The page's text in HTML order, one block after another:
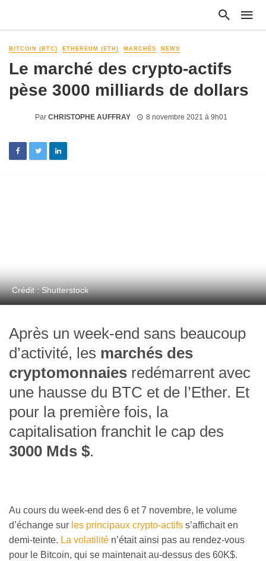
BITCOIN (BTC) ETHEREUM (ETH) MARCHÉS NEWS
Le marché des crypto-actifs
pèse 3000 milliards de dollars
Par CHRISTOPHE AUFFRAY 8 novembre 2021 à 9h01
Crédit : Shutterstock
Après un week-end sans beaucoup
d’activité, les marchés des
cryptomonnaies redémarrent avec
une hausse du BTC et de l’Ether. Et
pour la première fois, la
capitalisation franchit le cap des
3000 Mds $.
Au cours du week-end des 6 et 7 novembre, le volume
d’échange sur les principaux crypto-actifs s’affichait en
demi-teinte. La volatilité n’était ainsi pas au rendez-vous
pour le Bitcoin, qui se maintenait au-dessus des 60K$.